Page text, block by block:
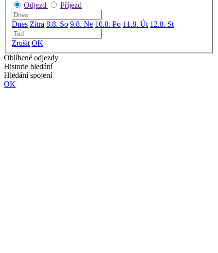
Odjezd
Příjezd
Dnes Zítra 8.8. So 9.8. Ne 10.8. Po 11.8. Út 12.8. St
Zrušit OK
Oblíbené odjezdy
Historie hledání
Hledání spojení
OK